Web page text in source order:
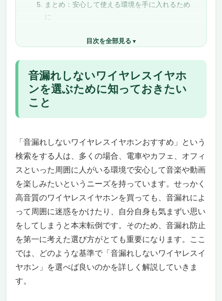
まとめ：安心して使える環境を手に入れるため
に
【Bluetooth 5.4・2025新登場】未来を先取り
リング
次世代Bluetooth 5.4とHIFI音質の驚き
の魅力
ない
このイヤホンがオススメな人・微妙な人
総評：音漏れ対策も最新機能も全部欲しいな
Bang & Olufsen Beoplay Eleven Copper Tone
｜音漏れしないワイヤレスイヤホンおすすめの
決定版
上質なデザインと極上の装着感で“静寂”を楽
しむ
世界最高峰のノイズキャンセリングで“周囲
を忘れる”
目次を全部見る
音漏れしないワイヤレスイヤホ
ンを選ぶために知っておきたい
こと
「音漏れしないワイヤレスイヤホンおすすめ」という
検索をする人は、多くの場合、電車やカフェ、オフィ
スといった周囲に人がいる環境で安心して音楽や動画
を楽しみたいというニーズを持っています。せっかく
高音質のワイヤレスイヤホンを買っても、音漏れによ
って周囲に迷惑をかけたり、自分自身も気まずい思い
をしてしまうと本末転倒です。そのため、音漏れ防止
を第一に考えた選び方がとても重要になります。ここ
では、どのような基準で「音漏れしないワイヤレスイ
ヤホン」を選べば良いのかを詳しく解説していきま
す。